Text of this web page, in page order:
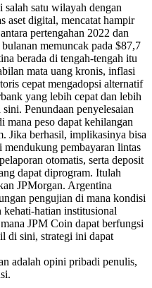
satu wilayah dengan
aset digital, mencatat hampir
pertengahan 2022 dan
memuncak pada $87,7
berada di tengah-tengah itu
mata uang kronis, inflasi
cepat mengadopsi alternatif
yang lebih cepat dan lebih
Penundaan penyelesaian
peso dapat kehilangan
Jika berhasil, implikasinya bisa
mendukung pembayaran lintas
otomatis, serta deposit
dapat diprogram. Itulah
JPMorgan. Argentina
pengujian di mana kondisi
kehati-hatian institusional
JPM Coin dapat berfungsi
di sini, strategi ini dapat
adalah opini pribadi penulis,